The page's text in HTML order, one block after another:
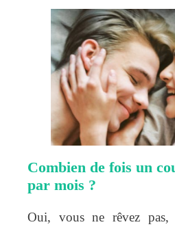
Combien de fois un
par mois ?
Oui, vous ne rêvez pas,